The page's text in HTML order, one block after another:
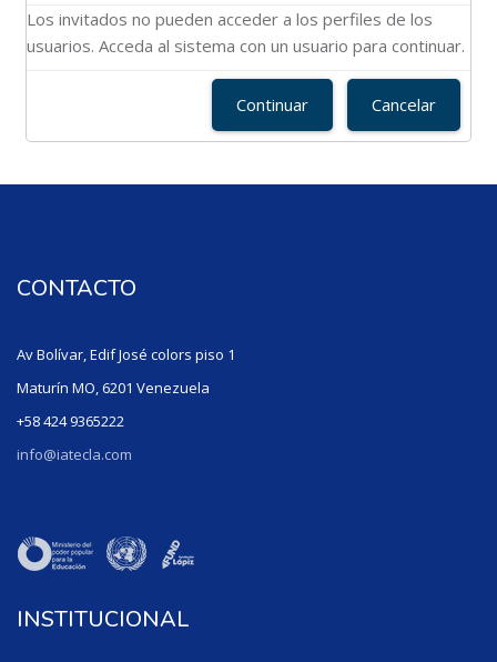
Los invitados no pueden acceder a los perfiles de los
usuarios. Acceda al sistema con un usuario para continuar.
Continuar Cancelar
CONTACTO
Av Bolívar, Edif José colors piso 1
Maturín MO, 6201 Venezuela
+58 424 9365222
info@iatecla.com
INSTITUCIONAL